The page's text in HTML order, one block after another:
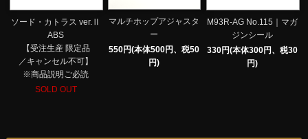
ソード・カトラス ver.Ⅱ
ABS
【受注生産 限定品
／キャンセル不可】
※商品説明ご必読
SOLD OUT
マルチホップアジャスタ
ー
550円(本体500円、税50
円)
M93R-AG No.115｜マガ
ジンシール
330円(本体300円、税30
円)